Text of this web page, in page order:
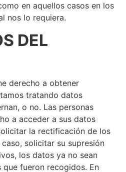
en aquellos casos en los
nos lo requiera.
DEL
derecho a obtener
tratando datos
o no. Las personas
a acceder a sus datos
la rectificación de los
solicitar su supresión
los datos ya no sean
que fueron recogidos. En